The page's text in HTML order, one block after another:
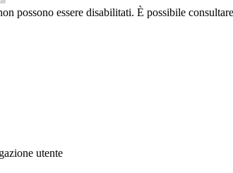
possono essere disabilitati. È possibile
utente